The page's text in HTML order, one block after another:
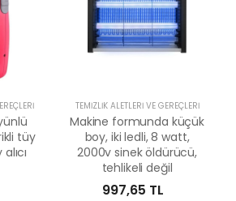
tüy
TEMIZLIK ALETLERI VE GEREÇLERI
Makine formunda küçük
boy, iki ledli, 8 watt,
2000v sinek öldürücü,
tehlikeli değil
997,65 TL